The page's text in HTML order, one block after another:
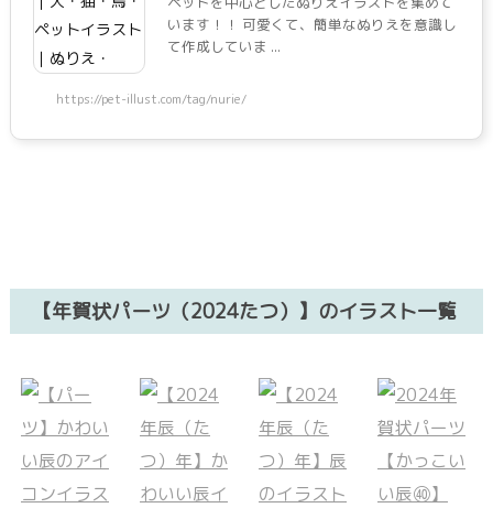
います！！ 可愛くて、簡単なぬりえを意識し
て作成していま ...
https://pet-illust.com/tag/nurie/
【年賀状パーツ（2024たつ）】のイラスト一覧